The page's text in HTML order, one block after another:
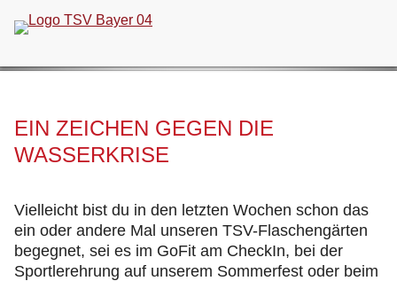
überspringen
EIN ZEICHEN GEGEN DIE
WASSERKRISE
Vielleicht bist du in den letzten Wochen schon das
ein oder andere Mal unseren TSV-Flaschengärten
begegnet, sei es im GoFit am CheckIn, bei der
Sportlerehrung auf unserem Sommerfest oder beim